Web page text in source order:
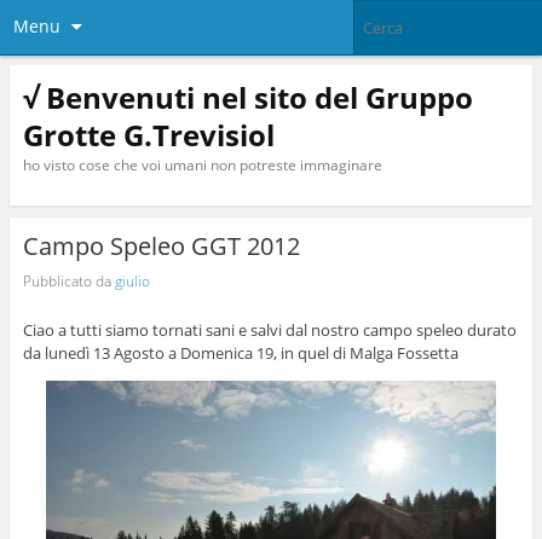
Menu
√ Benvenuti nel sito del Gruppo
Grotte G.Trevisiol
ho visto cose che voi umani non potreste immaginare
Campo Speleo GGT 2012
Pubblicato dagiulio
Ciao a tutti siamo tornati sani e salvi dal nostro campo speleo durato
da lunedì 13 Agosto a Domenica 19, in quel di Malga Fossetta